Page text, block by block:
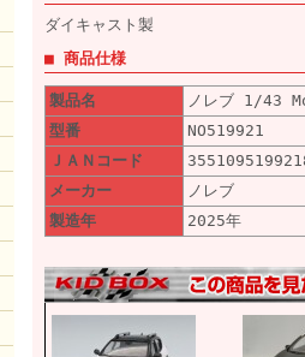
ダイキャスト製
■ 商品仕様
製品名
ノレブ 1/43
型番
NO519921
ＪＡＮコード
メーカー
ノレブ
製造年
2025年